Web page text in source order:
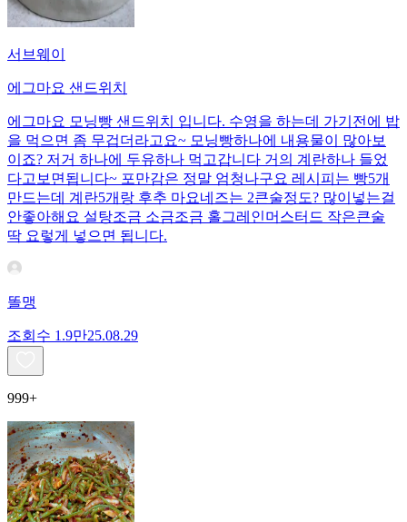
서브웨이
에그마요 샌드위치
에그마요 모닝빵 샌드위치 입니다. 수영을 하는데 가기전에 밥
을 먹으면 좀 무겁더라고요~ 모닝빵하나에 내용물이 많아보
이죠? 저거 하나에 두유하나 먹고갑니다 거의 계란하나 들었
다고보면됩니다~ 포만감은 정말 엄청나구요 레시피는 빵5개
만드는데 계란5개랑 후추 마요네즈는 2큰술정도? 많이넣는걸
안좋아해요 설탕조금 소금조금 홀그레인머스터드 작은큰술
딱 요렇게 넣으면 됩니다.
똘맹
조회수 1.9만25.08.29
999+